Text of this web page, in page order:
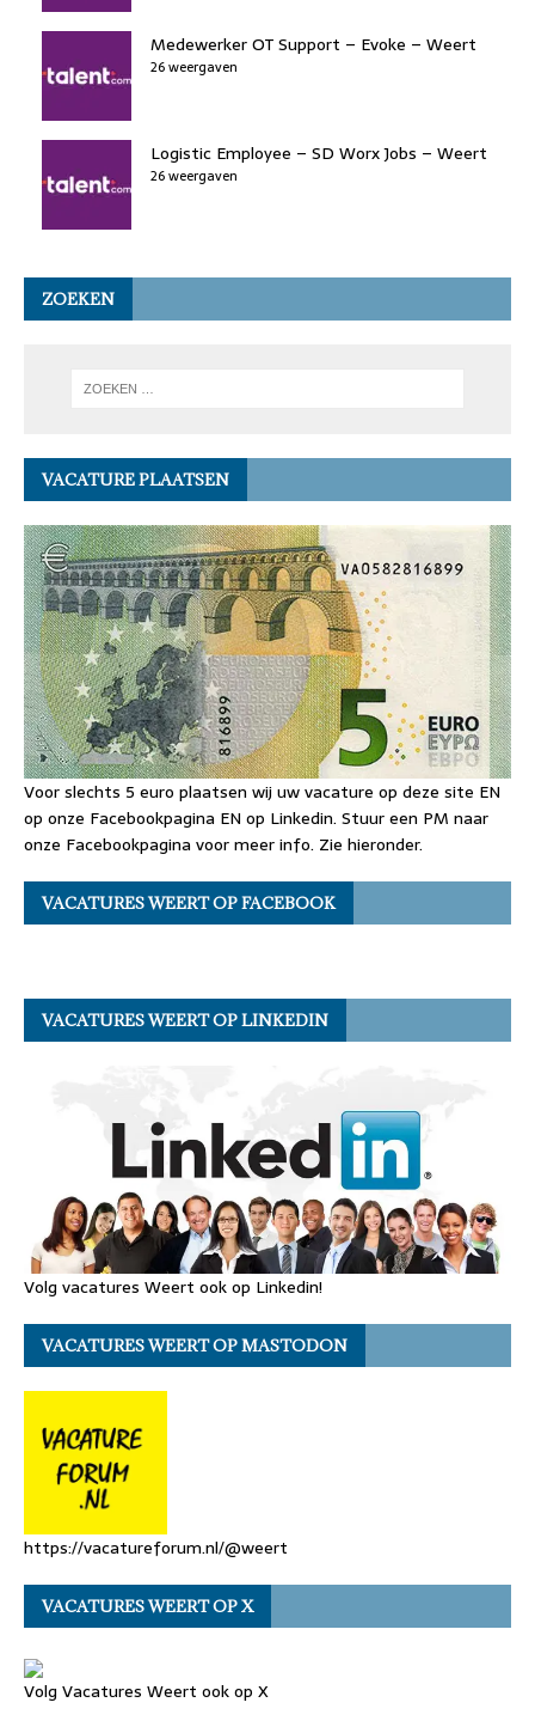
Medewerker OT Support – Evoke – Weert
26 weergaven
Logistic Employee – SD Worx Jobs – Weert
26 weergaven
ZOEKEN
VACATURE PLAATSEN
Voor slechts 5 euro plaatsen wij uw vacature op deze site EN
op onze Facebookpagina EN op Linkedin. Stuur een PM naar
onze Facebookpagina voor meer info. Zie hieronder.
VACATURES WEERT OP FACEBOOK
VACATURES WEERT OP LINKEDIN
Volg vacatures Weert ook op Linkedin!
VACATURES WEERT OP MASTODON
https://vacatureforum.nl/@weert
VACATURES WEERT OP X
Volg Vacatures Weert ook op X